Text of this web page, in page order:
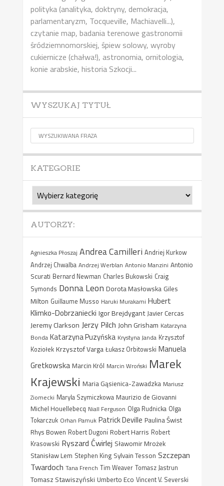
polityka (analityka, doktryny, demokracja,
parlamentaryzm, Tocqueville, Machiavelli...),
czytanie map, badania terenowe gastronomii
śródziemnomorskiej, śpiew solowy, wyroby
cukiernicze (chałwa!), astronomia, ornitologia,
konie arabskie, historia Szkocji...
WYSZUKAJ TYTUŁ
KATEGORIE
Kategorie
AUTORZY:
Agnieszka Płoszaj Andrea Camilleri Andriej Kurkow
Andrzej Chwalba Andrzej Werblan Antonio Manzini Antonio
Scurati Bernard Newman Charles Bukowski Craig
Symonds Donna Leon Dorota Masłowska Giles
Milton Guillaume Musso Haruki Murakami Hubert
Klimko-Dobrzaniecki Igor Brejdygant Javier Cercas
Jeremy Clarkson Jerzy Pilch John Grisham Katarzyna
Bonda Katarzyna Puzyńska Krystyna Janda Krzysztof
Koziołek Krzysztof Varga Łukasz Orbitowski Manuela
Gretkowska Marcin Król Marcin Wroński Marek
Krajewski Maria Gąsienica-Zawadzka Mariusz
Ziomecki Maryla Szymiczkowa Maurizio de Giovanni
Michel Houellebecq Niall Ferguson Olga Rudnicka Olga
Tokarczuk Orhan Pamuk Patrick Deville Paulina Świst
Rhys Bowen Robert Dugoni Robert Harris Robert
Krasowski Ryszard Ćwirlej Sławomir Mrożek
Stanisław Lem Stephen King Sylvain Tesson Szczepan
Twardoch Tana French Tim Weaver Tomasz Jastrun
Tomasz Stawiszyński Umberto Eco Vincent V. Severski